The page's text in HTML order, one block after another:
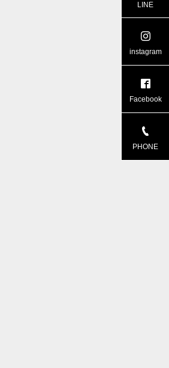
LINE
instagram
Facebook
PHONE